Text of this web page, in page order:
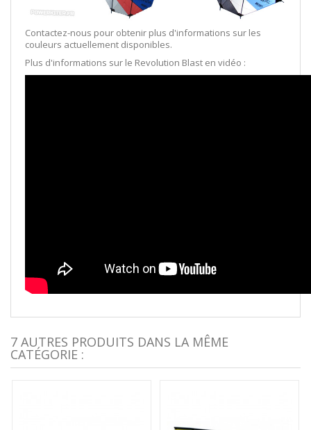
Contactez-nous pour obtenir plus d'informations sur les
couleurs actuellement disponibles.
Plus d'informations sur le Revolution Blast en vidéo :
7 AUTRES PRODUITS DANS LA MÊME
CATÉGORIE :